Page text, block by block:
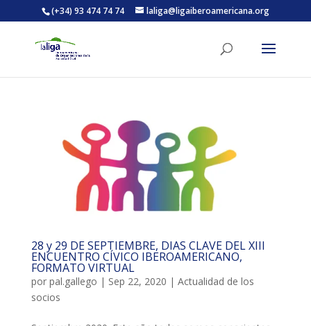
(+34) 93 474 74 74 laliga@ligaiberoamericana.org
28 y 29 DE SEPTIEMBRE, DIAS CLAVE DEL XIII
ENCUENTRO CÍVICO IBEROAMERICANO,
FORMATO VIRTUAL
por pal.gallego | Sep 22, 2020 | Actualidad de los
socios
ACTIVITATS D'ESTIU
MÓN ESCOLAR
ALBERG CENTRE ESPLAI
CASES DE COLÒNIES